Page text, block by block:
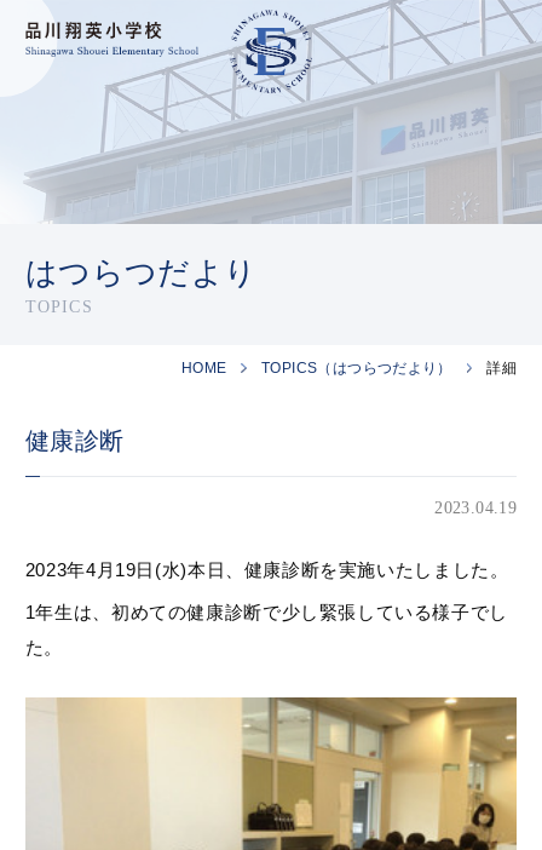
はつらつだより
TOPICS
HOME TOPICS（はつらつだより） 詳細
健康診断
2023.04.19
2023年4月19日(水)本日、健康診断を実施いたしました。
1年生は、初めての健康診断で少し緊張している様子でし
た。